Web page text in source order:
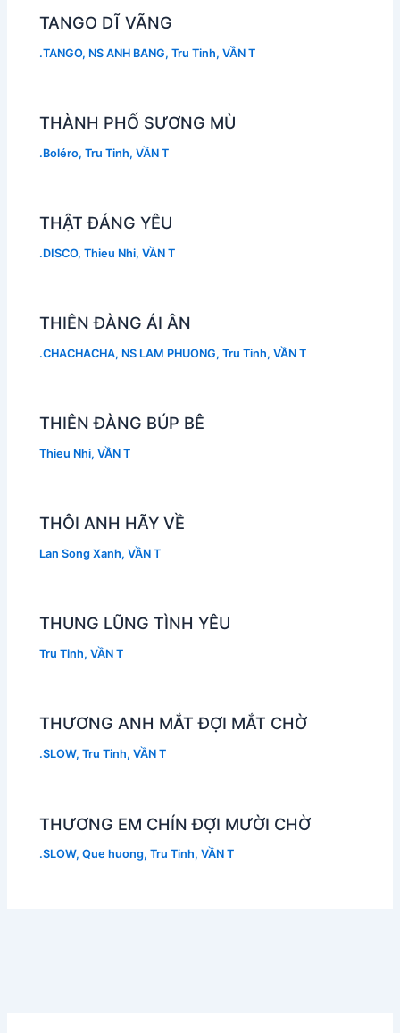
TANGO DĨ VÃNG
.TANGO, NS ANH BANG,Tru Tinh,VẦN T
THÀNH PHỐ SƯƠNG MÙ
.Boléro,Tru Tinh,VẦN T
THẬT ĐÁNG YÊU
.DISCO,Thieu Nhi,VẦN T
THIÊN ĐÀNG ÁI ÂN
.CHACHACHA, NS LAM PHUONG,Tru Tinh,VẦN T
THIÊN ĐÀNG BÚP BÊ
Thieu Nhi,VẦN T
THÔI ANH HÃY VỀ
Lan Song Xanh,VẦN T
THUNG LŨNG TÌNH YÊU
Tru Tinh,VẦN T
THƯƠNG ANH MẮT ĐỢI MẮT CHỜ
.SLOW,Tru Tinh,VẦN T
THƯƠNG EM CHÍN ĐỢI MƯỜI CHỜ
.SLOW,Que huong,Tru Tinh,VẦN T